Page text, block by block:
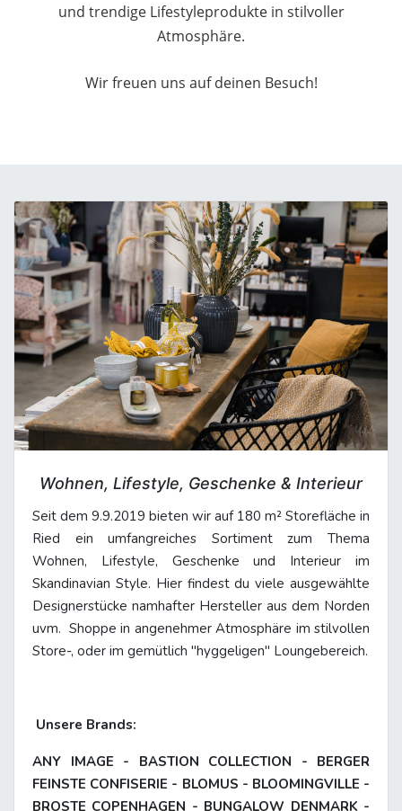
und trendige Lifestyleprodukte in stilvoller
Atmosphäre.
Wir freuen uns auf deinen Besuch!
Wohnen, Lifestyle, Geschenke & Interieur
Seit dem 9.9.2019 bieten wir auf 180 m² Storefläche in
Ried ein umfangreiches Sortiment zum Thema
Wohnen, Lifestyle, Geschenke und Interieur im
Skandinavian Style. Hier findest du viele ausgewählte
Designerstücke namhafter Hersteller aus dem Norden
uvm. Shoppe in angenehmer Atmosphäre im stilvollen
Store-, oder im gemütlich "hyggeligen" Loungebereich.
Unsere Brands:
ANY IMAGE - BASTION COLLECTION - BERGER
FEINSTE CONFISERIE - BLOMUS - BLOOMINGVILLE -
BROSTE COPENHAGEN - BUNGALOW DENMARK -